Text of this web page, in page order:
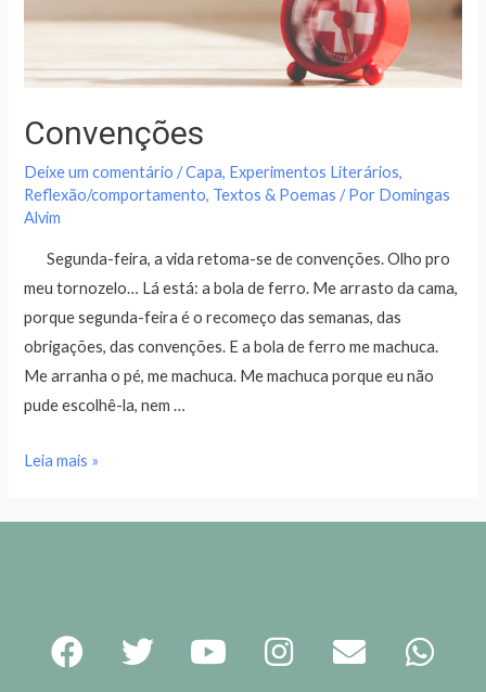
Convenções
Deixe um comentário /Capa, Experimentos Literários,
Reflexão/comportamento, Textos & Poemas / Por Domingas
Alvim
Segunda-feira, a vida retoma-se de convenções. Olho pro
meu tornozelo… Lá está: a bola de ferro. Me arrasto da cama,
porque segunda-feira é o recomeço das semanas, das
obrigações, das convenções. E a bola de ferro me machuca.
Me arranha o pé, me machuca. Me machuca porque eu não
pude escolhê-la, nem …
Leia mais »